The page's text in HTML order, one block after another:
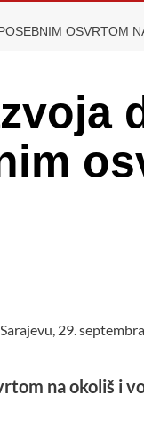
OSVRTOM
29.
na okoliš i